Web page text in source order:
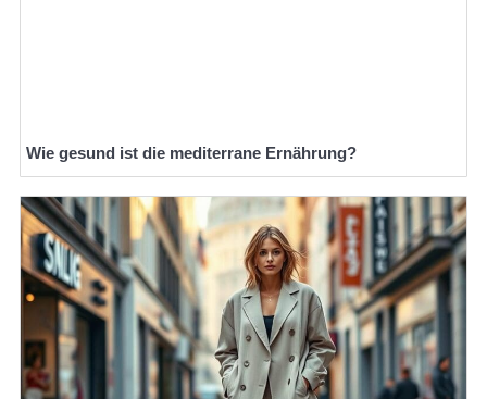
Wie gesund ist die mediterrane Ernährung?